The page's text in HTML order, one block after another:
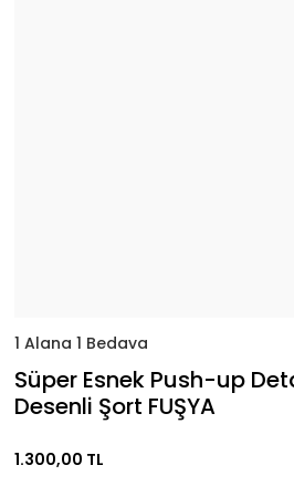
1 Alana 1 Bedava
Süper Esnek Push-up
Desenli Şort FUŞYA
1.300,00 TL